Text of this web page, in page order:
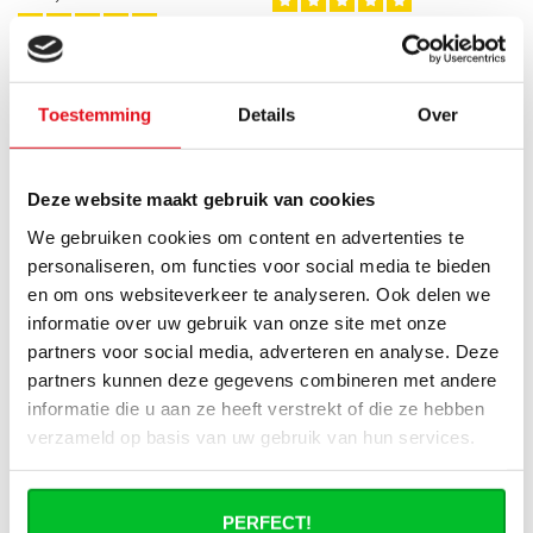
Toestemming Details Over
Deze website maakt gebruik van cookies
We gebruiken cookies om content en advertenties te
personaliseren, om functies voor social media te bieden
en om ons websiteverkeer te analyseren. Ook delen we
informatie over uw gebruik van onze site met onze
partners voor social media, adverteren en analyse. Deze
partners kunnen deze gegevens combineren met andere
informatie die u aan ze heeft verstrekt of die ze hebben
verzameld op basis van uw gebruik van hun services.
PERFECT!
Les radiateurs à panneaux
Flat Compact 6+ que nous
proposons sont d'un blanc
Directement disponible
€279,90 €139,95
Les radiateurs à panneaux
rainurés Compact 6+ que
nous proposons sont d'un
bla..
€281,90
RÉDUCTION -50% RÉDUCTION -50%